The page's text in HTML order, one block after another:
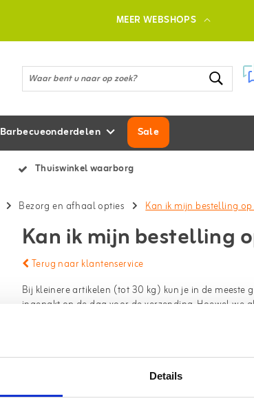
Details
MEER WEBSHOPS
Barbecueonderdelen Sale
Thuiswinkel waarborg
Bezorg en afhaal opties Kan ik mijn bestelling
Kan ik mijn bestelling
Terug naar klantenservice
Bij kleinere artikelen (tot 30 kg) kun je in de meeste
ingepakt op de dag voor de verzending. Hoewel we
jou nooit garanderen dat de door jou gekozen
Voor artikelen zwaarder dan 30 kg is het helaas
opnemen wanneer je een